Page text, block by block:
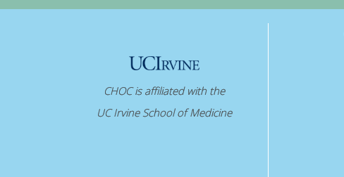
CHOC is affiliated with the
UC Irvine School of Medicine